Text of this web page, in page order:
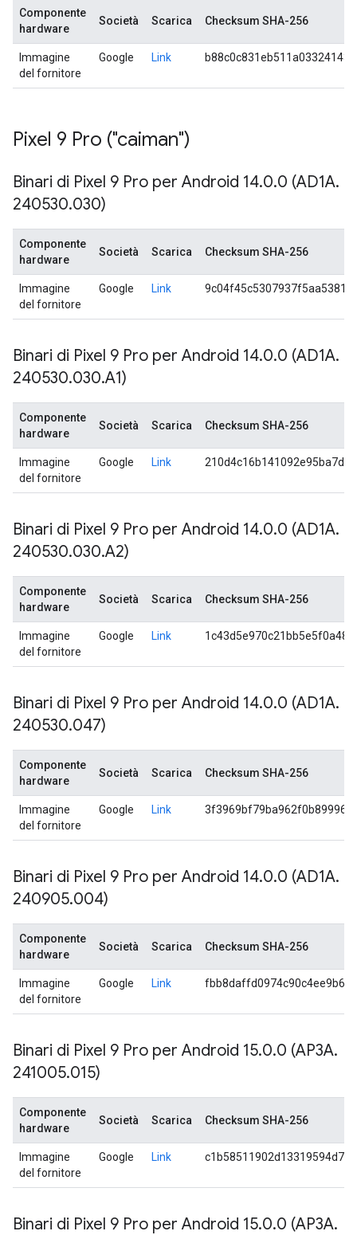
Componente
hardware
Società Scarica Checksum SHA-256
Immagine
del fornitore
Google Link
Pixel 9 Pro ("caiman")
Binari di Pixel 9 Pro per Android 14.0.0 (AD1A.
240530.030)
Componente
hardware
Società Scarica Checksum SHA-256
Immagine
del fornitore
Google Link
Binari di Pixel 9 Pro per Android 14.0.0 (AD1A.
240530.030.A1)
Componente
hardware
Società Scarica Checksum SHA-256
Immagine
del fornitore
Google Link
Binari di Pixel 9 Pro per Android 14.0.0 (AD1A.
240530.030.A2)
Componente
hardware
Società Scarica Checksum SHA-256
Immagine
del fornitore
Google Link
Binari di Pixel 9 Pro per Android 14.0.0 (AD1A.
240530.047)
Componente
hardware
Società Scarica Checksum SHA-256
Immagine
del fornitore
Google Link
Binari di Pixel 9 Pro per Android 14.0.0 (AD1A.
240905.004)
Componente
hardware
Società Scarica Checksum SHA-256
Immagine
del fornitore
Google Link
Binari di Pixel 9 Pro per Android 15.0.0 (AP3A.
241005.015)
Componente
hardware
Società Scarica Checksum SHA-256
Immagine
del fornitore
Google Link
Binari di Pixel 9 Pro per Android 15.0.0 (AP3A.